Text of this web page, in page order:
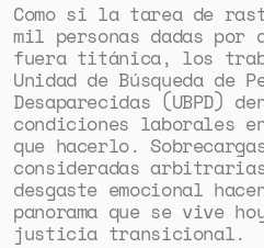
Como si la tarea de
mil personas dadas por
fuera titánica, los
Unidad de Búsqueda de
Desaparecidas (UBPD)
condiciones laborales
que hacerlo.
consideradas
desgaste emocional
panorama que se vive
justicia transicional.